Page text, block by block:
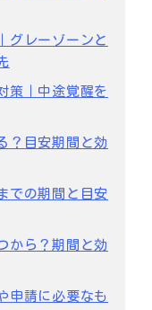
グレーゾーンと
策｜中途覚醒を
？目安期間と効
での期間と目安
から？期間と効
申請に必要なも